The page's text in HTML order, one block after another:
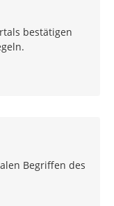
bestätigen
Begriffen des